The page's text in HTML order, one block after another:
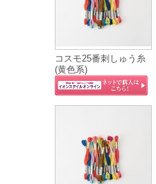
コスモ25番刺しゅう糸
(黄色系)